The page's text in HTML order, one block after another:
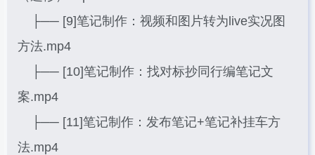
├── [9]笔记制作：视频和图片转为live实况图
方法.mp4
├── [10]笔记制作：找对标抄同行编笔记文
案.mp4
├── [11]笔记制作：发布笔记+笔记补挂车方
法.mp4